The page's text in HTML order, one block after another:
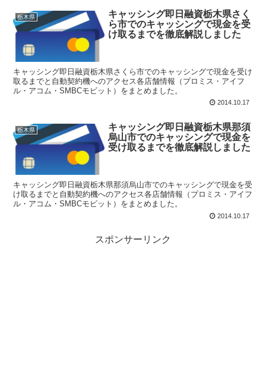
栃木県
キャッシング即日融資栃木県さく
ら市でのキャッシングで現金を受
け取るまでを徹底解説しました
キャッシング即日融資栃木県さくら市でのキャッシングで現金を受け
取るまでと自動契約機へのアクセス各店舗情報（プロミス・アイフ
ル・アコム・SMBCモビット）をまとめました。
2014.10.17
栃木県
キャッシング即日融資栃木県那須
烏山市でのキャッシングで現金を
受け取るまでを徹底解説しました
キャッシング即日融資栃木県那須烏山市でのキャッシングで現金を受
け取るまでと自動契約機へのアクセス各店舗情報（プロミス・アイフ
ル・アコム・SMBCモビット）をまとめました。
2014.10.17
スポンサーリンク